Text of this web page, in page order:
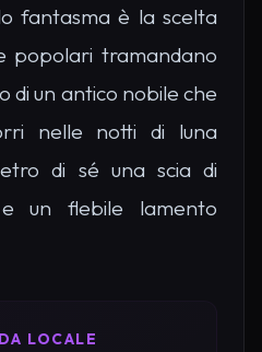
fantasma è la scelta
popolari tramandano
di un antico nobile che
nelle notti di luna
di sé una scia di
un flebile lamento
LOCALE